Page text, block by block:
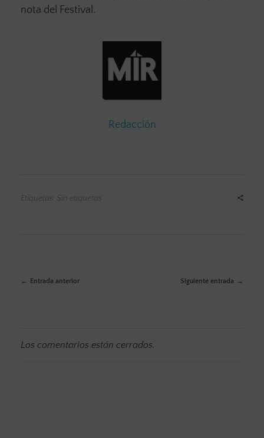
nota del Festival.
Redacción
Etiquetas: Sin etiquetas
Entrada anterior Siguiente entrada
Los comentarios están cerrados.